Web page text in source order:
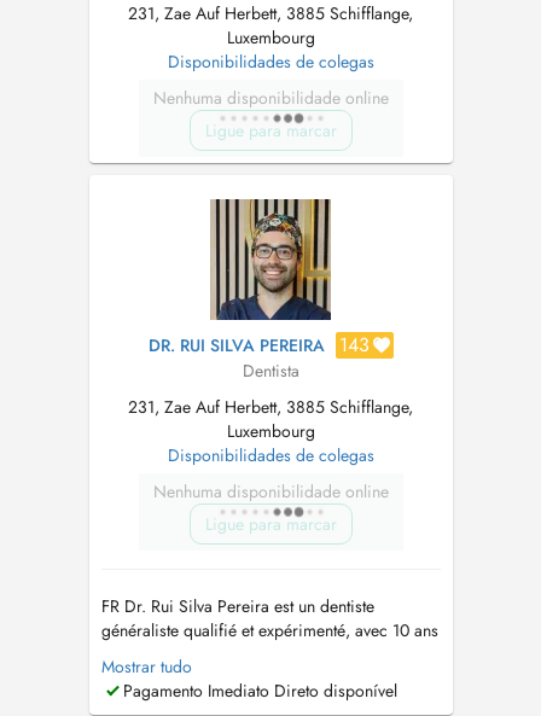
231, Zae Auf Herbett, 3885 Schifflange,
Luxembourg
Disponibilidades de colegas
Nenhuma disponibilidade online
Ligue para marcar
DR. RUI SILVA PEREIRA 143
Dentista
231, Zae Auf Herbett, 3885 Schifflange,
Luxembourg
Disponibilidades de colegas
Nenhuma disponibilidade online
Ligue para marcar
FR Dr. Rui Silva Pereira est un dentiste
généraliste qualifié et expérimenté, avec 10 ans
d'expérience dentaire dans 3 pays (Portugal,
France, Luxembourg). Ma pratique est
davantage axée sur
Mostrar tudo
Pagamento Imediato Direto disponível